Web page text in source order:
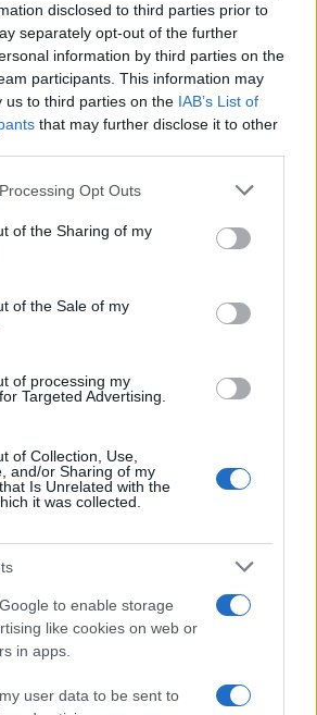
disclosed to third parties prior to
separately opt-out of the further
information by third parties on the
participants. This information may
us to third parties on the IAB’s List of
that may further disclose it to other
website/app uses one or more Google
or usage behaviour. You may click to
to Google and its third-party tags to
specified purposes in below Google
Opt Outs
of the Sharing of my
of the Sale of my
of processing my
Targeted Advertising.
of Collection, Use,
and/or Sharing of my
Is Unrelated with the
it was collected.
to enable storage
like cookies on web or
in apps.
user data to be sent to
εδώ
κρίσης:
«πέφτει», αλλά οι
συνεχίζουν την